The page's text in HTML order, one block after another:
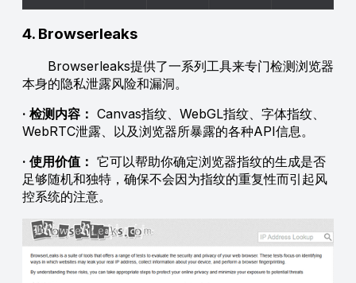
4. Browserleaks
Browserleaks提供了一系列工具来专门检测浏览器
本身的隐私泄露风险和漏洞。
· 检测内容： Canvas指纹、WebGL指纹、字体指纹、
WebRTC泄露、以及浏览器所暴露的各种API信息。
· 使用价值： 它可以帮助你确定浏览器指纹的生成是否
足够随机和独特，确保不会因为指纹的重复性而引起风
控系统的注意。